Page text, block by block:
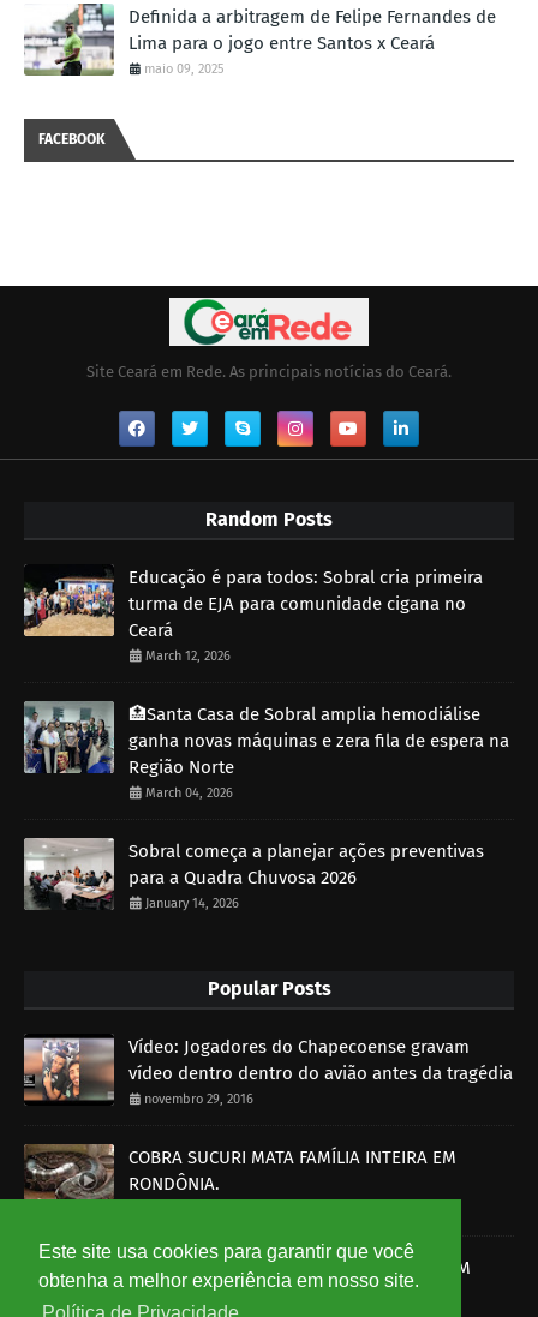
Este site usa cookies para garantir que você
obtenha a melhor experiência em nosso site.
Definida a arbitragem de Felipe Fernandes de
Lima para o jogo entre Santos x Ceará
maio 09, 2025
FACEBOOK
Site Ceará em Rede. As principais notícias do Ceará.
Random Posts
Educação é para todos: Sobral cria primeira
turma de EJA para comunidade cigana no
Ceará
March 12, 2026
🏥Santa Casa de Sobral amplia hemodiálise
ganha novas máquinas e zera fila de espera na
Região Norte
March 04, 2026
Sobral começa a planejar ações preventivas
para a Quadra Chuvosa 2026
January 14, 2026
Popular Posts
Vídeo: Jogadores do Chapecoense gravam
vídeo dentro dentro do avião antes da tragédia
novembro 29, 2016
COBRA SUCURI MATA FAMÍLIA INTEIRA EM
RONDÔNIA.
SOBRAL-CE: HOMEM É MORTO A BALA E PM
DETÉM UM SUSPEITO